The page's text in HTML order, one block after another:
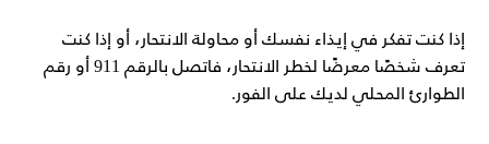
إذا كنت تفكر في إيذاء نفسك أو محاولة الانتحار، أو إذا كنت
تعرف شخصًا معرضًا لخطر الانتحار، فاتصل بالرقم 911 أو رقم
الطوارئ المحلي لديك على الفور.